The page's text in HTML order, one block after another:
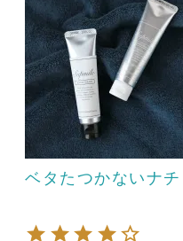
ベタたつかないナ